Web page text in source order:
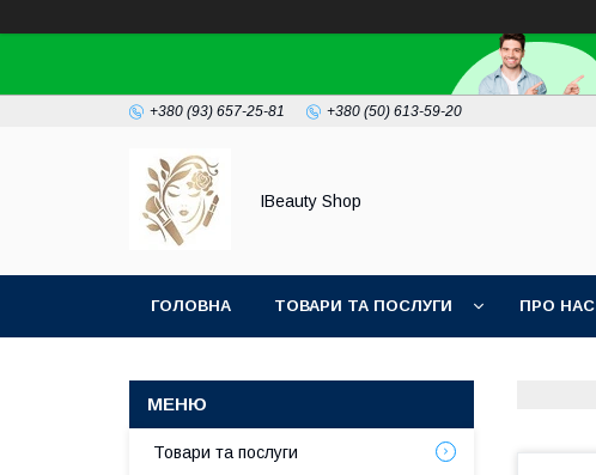
+380 (93) 657-25-81 +380 (50) 613-59-20
IBeauty Shop
ГОЛОВНА ТОВАРИ ТА ПОСЛУГИ ПРО НАС
Товари та послуги